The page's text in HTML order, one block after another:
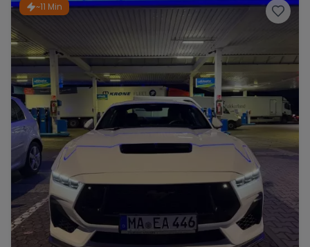
Range Rover Corvette
~11 Min